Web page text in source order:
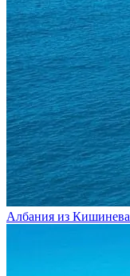
Албания из Кишинева